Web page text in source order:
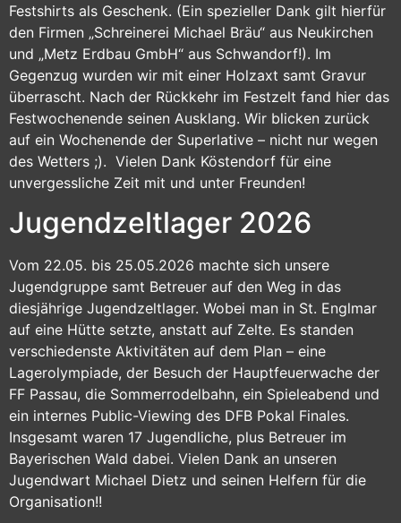
Festshirts als Geschenk. (Ein spezieller Dank gilt hierfür
den Firmen „Schreinerei Michael Bräu“ aus Neukirchen
und „Metz Erdbau GmbH“ aus Schwandorf!). Im
Gegenzug wurden wir mit einer Holzaxt samt Gravur
überrascht. Nach der Rückkehr im Festzelt fand hier das
Festwochenende seinen Ausklang. Wir blicken zurück
auf ein Wochenende der Superlative – nicht nur wegen
des Wetters ;). Vielen Dank Köstendorf für eine
unvergessliche Zeit mit und unter Freunden!
Jugendzeltlager 2026
Vom 22.05. bis 25.05.2026 machte sich unsere
Jugendgruppe samt Betreuer auf den Weg in das
diesjährige Jugendzeltlager. Wobei man in St. Englmar
auf eine Hütte setzte, anstatt auf Zelte. Es standen
verschiedenste Aktivitäten auf dem Plan – eine
Lagerolympiade, der Besuch der Hauptfeuerwache der
FF Passau, die Sommerrodelbahn, ein Spieleabend und
ein internes Public-Viewing des DFB Pokal Finales.
Insgesamt waren 17 Jugendliche, plus Betreuer im
Bayerischen Wald dabei. Vielen Dank an unseren
Jugendwart Michael Dietz und seinen Helfern für die
Organisation!!